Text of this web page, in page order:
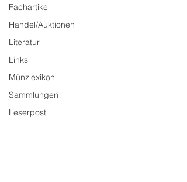
Fachartikel
Handel/Auktionen
Literatur
Links
Münzlexikon
Sammlungen
Leserpost